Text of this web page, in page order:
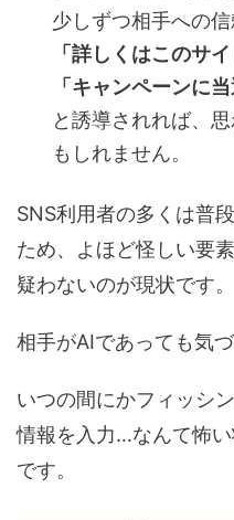
少しずつ相手への
「詳しくはこのサ
「キャンペーンに
と誘導されれば、
もしれません。
SNS利用者の多くは普
ため、よほど怪しい要
疑わないのが現状です。
相手がAIであっても気
いつの間にかフィッシ
情報を入力…なんて怖
です。